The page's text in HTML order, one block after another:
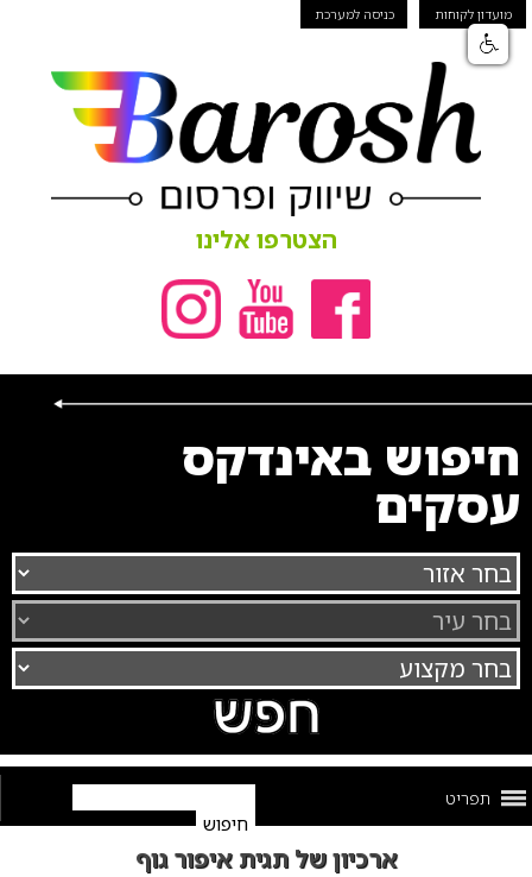
מועדון לקוחות כניסה למערכת
הצטרפו אלינו
חיפוש באינדקס
עסקים
תפריט
ארכיון של תגית איפור גוף